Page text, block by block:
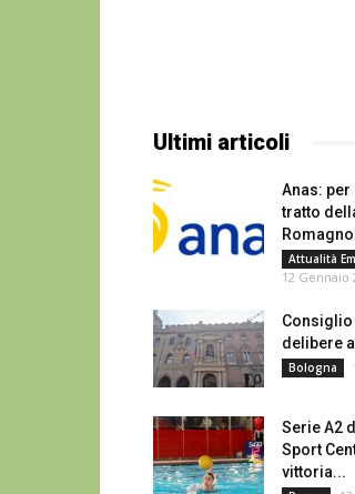
Ultimi articoli
Anas:
tratto
Attualità
12 Gennaio
delibere
Bologna
Serie A2
Sport
vittoria...